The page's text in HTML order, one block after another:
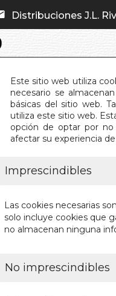
Este sitio web utiliza
necesario se
básicas del sitio web.
utiliza este sitio web.
opción de optar por no
afectar su experiencia
Imprescindibles
Las cookies necesarias
solo incluye cookies que
no almacenan ninguna
No imprescindibles
Distribuciones J.L.